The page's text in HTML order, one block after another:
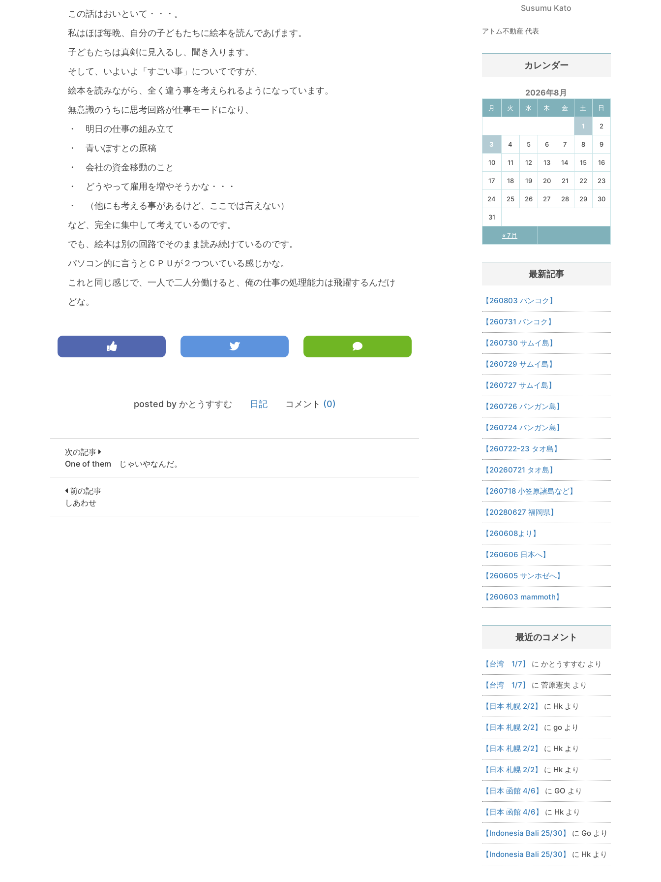
この話はおいといて・・・。
私はほぼ毎晩、自分の子どもたちに絵本を読んであげます。
子どもたちは真剣に見入るし、聞き入ります。
そして、いよいよ「すごい事」についてですが、
絵本を読みながら、全く違う事を考えられるようになっています。
無意識のうちに思考回路が仕事モードになり、
・ 明日の仕事の組み立て
・ 青いぽすとの原稿
・ 会社の資金移動のこと
・ どうやって雇用を増やそうかな・・・
・ （他にも考える事があるけど、ここでは言えない）
など、完全に集中して考えているのです。
でも、絵本は別の回路でそのまま読み続けているのです。
パソコン的に言うとＣＰＵが２つついている感じかな。
これと同じ感じで、一人で二人分働けると、俺の仕事の処理能力は飛躍するんだけ
どな。
posted by かとうすすむ 日記 コメント (0)
次の記事
One of them じゃいやなんだ。
前の記事
しあわせ
Susumu Kato
アトム不動産 代表
カレンダー
2026年8月
月 火 水 木 金 土 日
« 7月
1 2
3 4 5 6 7 8 9
10 11 12 13 14 15 16
17 18 19 20 21 22 23
24 25 26 27 28 29 30
31
最新記事
【260803 バンコク】
【260731 バンコク】
【260730 サムイ島】
【260729 サムイ島】
【260727 サムイ島】
【260726 パンガン島】
【260724 パンガン島】
【260722-23 タオ島】
【20260721 タオ島】
【260718 小笠原諸島など】
【20280627 福岡県】
【260608より】
【260606 日本へ】
【260605 サンホゼへ】
【260603 mammoth】
最近のコメント
【台湾 1/7】 に かとうすすむ より
【台湾 1/7】 に 菅原憲夫 より
【日本 札幌 2/2】 に Hkより
【日本 札幌 2/2】 に goより
【日本 札幌 2/2】 に Hkより
【日本 札幌 2/2】 に Hkより
【日本 函館 4/6】 に GO より
【日本 函館 4/6】 に Hkより
【Indonesia Bali 25/30】 に Goより
【Indonesia Bali 25/30】 に Hkより